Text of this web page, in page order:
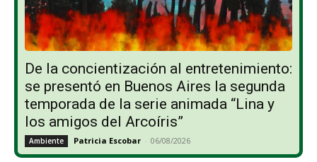
De la concientización al entretenimiento:
se presentó en Buenos Aires la segunda
temporada de la serie animada “Lina y
los amigos del Arcoíris”
Ambiente Patricia Escobar - 06/08/2026